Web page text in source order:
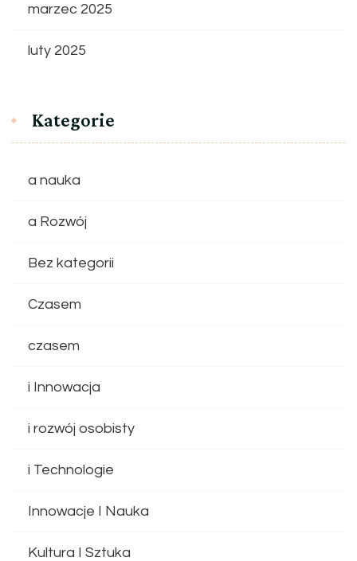
marzec 2025
luty 2025
Kategorie
a nauka
a Rozwój
Bez kategorii
Czasem
czasem
i Innowacja
i rozwój osobisty
i Technologie
Innowacje I Nauka
Kultura I Sztuka